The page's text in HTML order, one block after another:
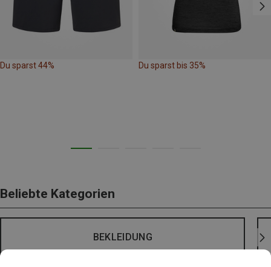
Du sparst 44% Du sparst bis 35%
Beliebte Kategorien
BEKLEIDUNG